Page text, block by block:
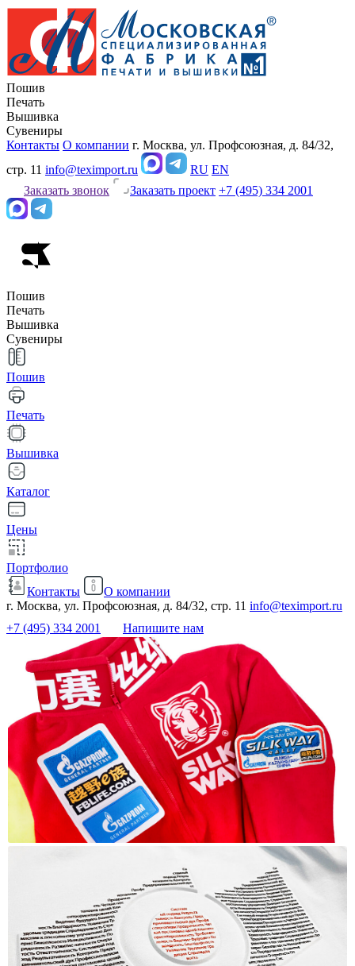
Пошив
Печать
Вышивка
Сувениры
Контакты О компании г. Москва, ул. Профсоюзная, д. 84/32,
стр. 11 info@teximport.ru RU EN
Заказать звонок
Заказать проект +7 (495) 334 2001
Пошив
Печать
Вышивка
Сувениры
Пошив
Печать
Вышивка
Каталог
Цены
Портфолио
Контакты
О компании
г. Москва, ул. Профсоюзная, д. 84/32, стр. 11 info@teximport.ru
+7 (495) 334 2001
Напишите нам